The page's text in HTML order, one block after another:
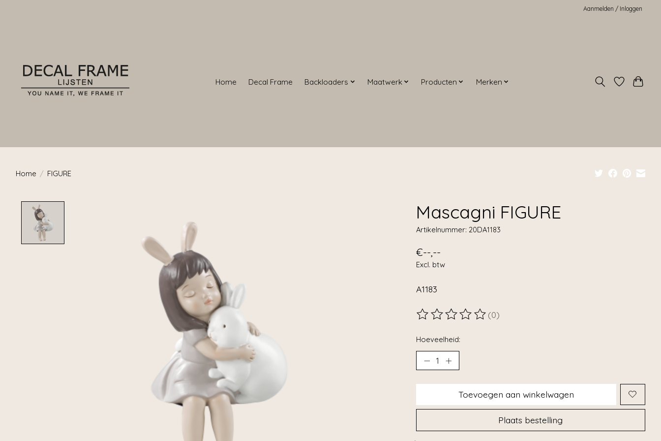
Aanmelden / Inloggen
Home Decal Frame Backloaders Maatwerk Producten Merken
Home / FIGURE
Mascagni FIGURE
Artikelnummer: 20DA1183
€--,--
Excl. btw
A1183
De beoordeling van dit product is
(0)
Hoeveelheid:
Toevoegen aan winkelwagen
Plaats bestelling